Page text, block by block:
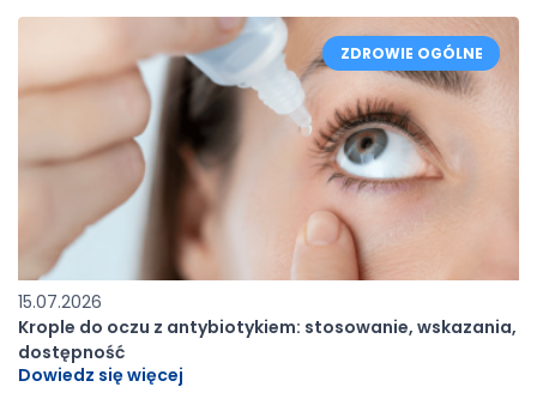
15.07.2026
Krople do oczu z antybiotykiem: stosowanie, wskazania,
dostępność
Dowiedz się więcej
ZDROWIE OGÓLNE